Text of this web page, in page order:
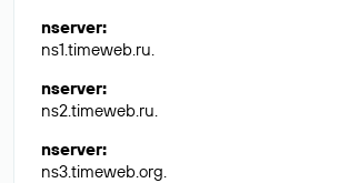
nserver:
ns1.timeweb.ru.
nserver:
ns2.timeweb.ru.
nserver:
ns3.timeweb.org.